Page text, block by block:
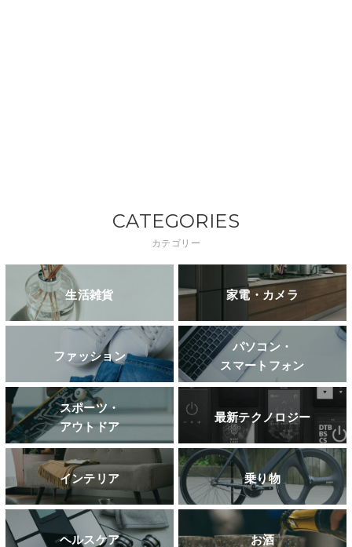
CATEGORIES
カテゴリー
生活雑貨 家電・カメラ
ファッション
パソコン・
スマートフォン
スポーツ・
アウトドア
最新テクノロジー
インテリア 乗り物
ヘルスケア お酒